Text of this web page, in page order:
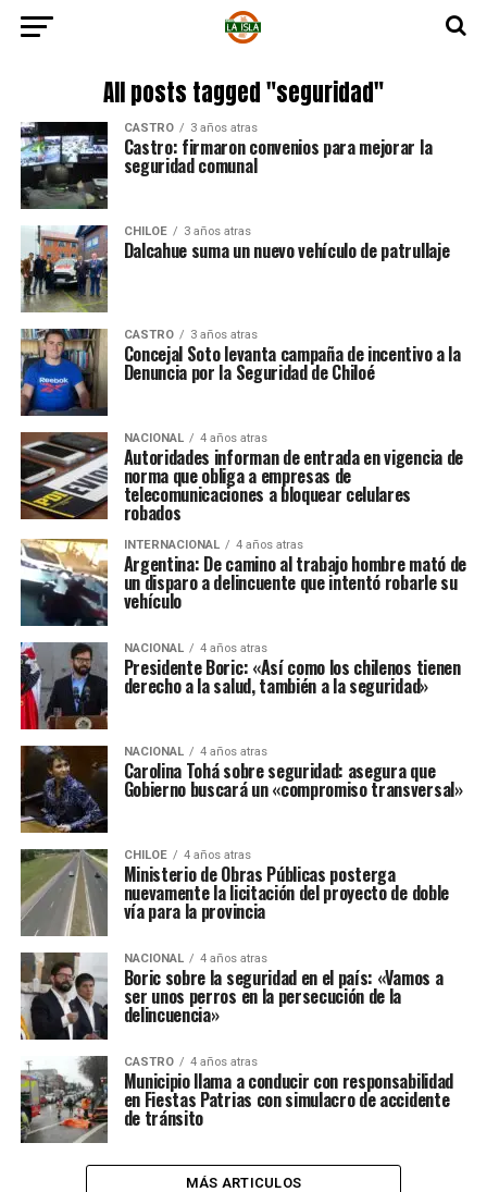
All posts tagged "seguridad"
CASTRO 3 años atras
Castro: firmaron convenios para mejorar la
seguridad comunal
CHILOE 3 años atras
Dalcahue suma un nuevo vehículo de patrullaje
CASTRO 3 años atras
Concejal Soto levanta campaña de incentivo a la
Denuncia por la Seguridad de Chiloé
NACIONAL 4 años atras
Autoridades informan de entrada en vigencia de
norma que obliga a empresas de
telecomunicaciones a bloquear celulares
robados
INTERNACIONAL 4 años atras
Argentina: De camino al trabajo hombre mató de
un disparo a delincuente que intentó robarle su
vehículo
NACIONAL 4 años atras
Presidente Boric: «Así como los chilenos tienen
derecho a la salud, también a la seguridad»
NACIONAL 4 años atras
Carolina Tohá sobre seguridad: asegura que
Gobierno buscará un «compromiso transversal»
CHILOE 4 años atras
Ministerio de Obras Públicas posterga
nuevamente la licitación del proyecto de doble
vía para la provincia
NACIONAL 4 años atras
Boric sobre la seguridad en el país: «Vamos a
ser unos perros en la persecución de la
delincuencia»
CASTRO 4 años atras
Municipio llama a conducir con responsabilidad
en Fiestas Patrias con simulacro de accidente
de tránsito
MÁS ARTICULOS